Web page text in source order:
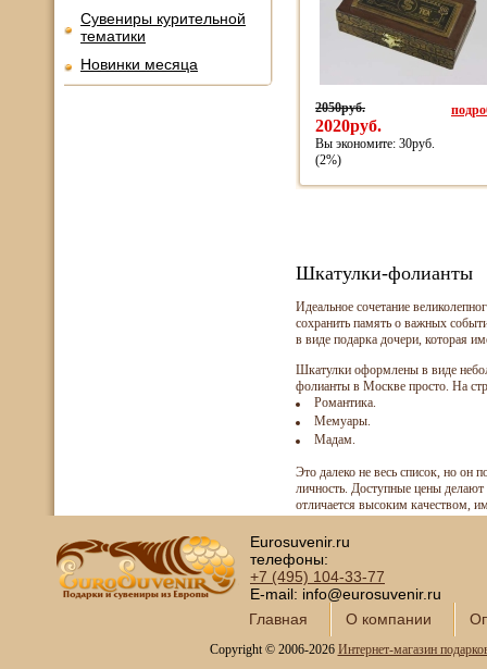
Сувениры курительной
тематики
Новинки месяца
2050руб.
2020руб.
Вы экономите: 30руб.
(2%)
Шкатулки-фолианты
Идеальное сочетание
сохранить память о важных
в виде подарка дочери, которая
Шкатулки оформлены в виде
фолианты в Москве просто. На
Романтика.
Мемуары.
Мадам.
Это далеко не весь список, но он
личность. Доступные цены
отличается высоким качеством,
Eurosuvenir.ru
телефоны:
+7 (495) 104-33-77
E-mail: info@eurosuvenir.ru
Главная
О компании
Copyright © 2006-2026 Интернет-магазин